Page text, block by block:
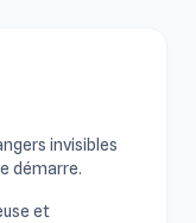
invisibles
démarre.
et